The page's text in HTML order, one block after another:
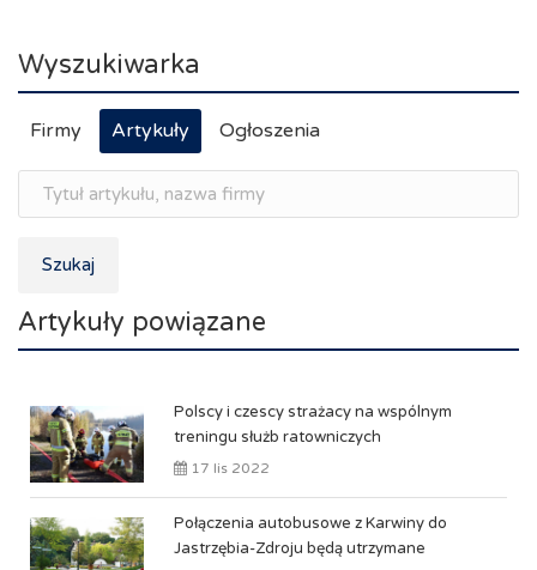
Wyszukiwarka
Firmy Artykuły Ogłoszenia
Szukaj
Artykuły powiązane
Polscy i czescy strażacy na wspólnym
treningu służb ratowniczych
17 lis 2022
Połączenia autobusowe z Karwiny do
Jastrzębia-Zdroju będą utrzymane